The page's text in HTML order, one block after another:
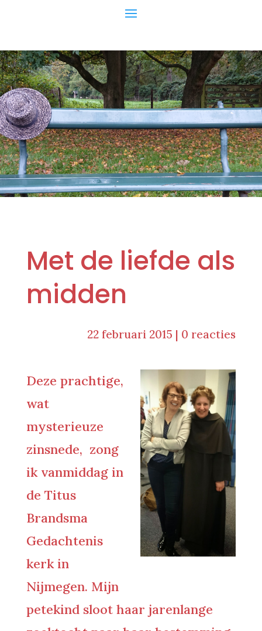
Met de liefde als
midden
22 februari 2015 | 0 reacties
Deze prachtige,
wat
mysterieuze
zinsnede, zong
ik vanmiddag in
de Titus
Brandsma
Gedachtenis
kerk in
Nijmegen. Mijn
petekind sloot haar jarenlange